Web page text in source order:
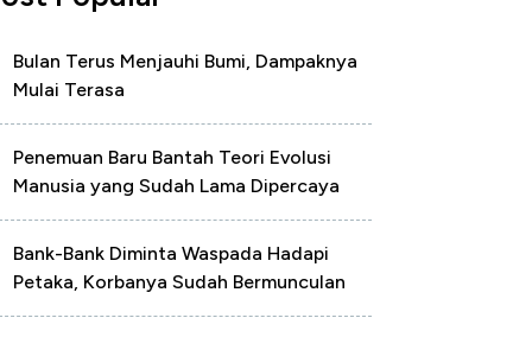
Bulan Terus Menjauhi Bumi, Dampaknya
Mulai Terasa
Penemuan Baru Bantah Teori Evolusi
Manusia yang Sudah Lama Dipercaya
Bank-Bank Diminta Waspada Hadapi
Petaka, Korbanya Sudah Bermunculan